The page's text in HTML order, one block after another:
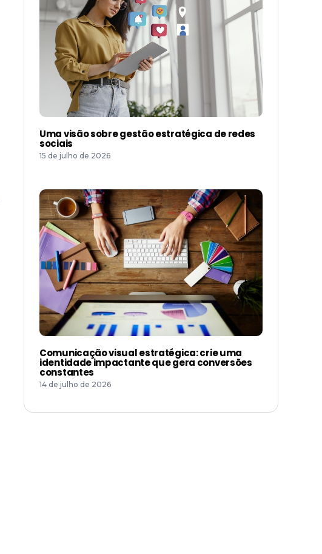
Uma visão sobre gestão estratégica de redes
sociais
15 de julho de 2026
Comunicação visual estratégica: crie uma
identidade impactante que gera conversões
constantes
14 de julho de 2026